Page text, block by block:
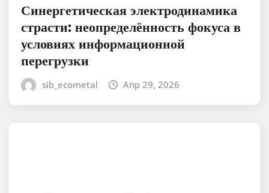
Синергетическая электродинамика
страсти: неопределённость фокуса в
условиях информационной
перегрузки
sib_ecometal Апр 29, 2026